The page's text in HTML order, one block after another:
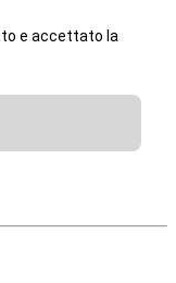
e accettato la